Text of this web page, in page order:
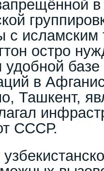
с исламским
остро
удобной
в
Ташкент,
СССР.